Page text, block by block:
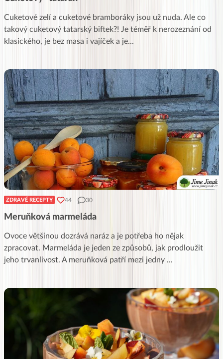
Cuketové zelí a cuketové bramboráky jsou už nuda. Ale co
takový cuketový tatarský biftek?! Je téměř k nerozeznání od
klasického, je bez masa i vajíček a je...
ZDRAVÉ RECEPTY 44 30
Meruňková marmeláda
Ovoce většinou dozrává naráz a je potřeba ho nějak
zpracovat. Marmeláda je jeden ze způsobů, jak prodloužit
jeho trvanlivost. A meruňková patří mezi jedny ...